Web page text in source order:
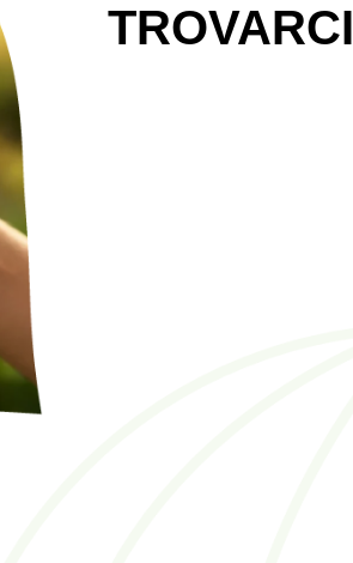
TROVARCI